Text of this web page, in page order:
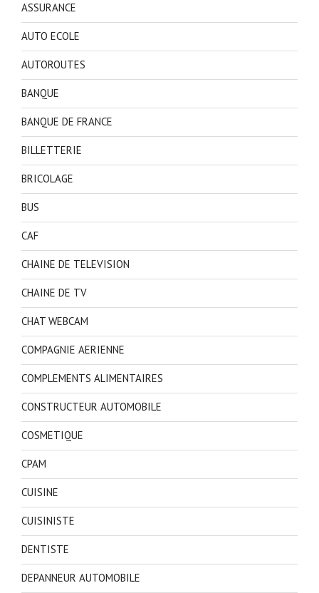
ASSURANCE
AUTO ECOLE
AUTOROUTES
BANQUE
BANQUE DE FRANCE
BILLETTERIE
BRICOLAGE
BUS
CAF
CHAINE DE TELEVISION
CHAINE DE TV
CHAT WEBCAM
COMPAGNIE AERIENNE
COMPLEMENTS ALIMENTAIRES
CONSTRUCTEUR AUTOMOBILE
COSMETIQUE
CPAM
CUISINE
CUISINISTE
DENTISTE
DEPANNEUR AUTOMOBILE